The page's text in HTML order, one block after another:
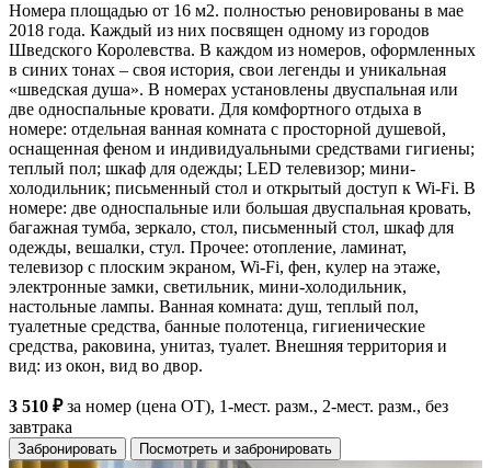
Номера площадью от 16 м2. полностью реновированы в мае
2018 года. Каждый из них посвящен одному из городов
Шведского Королевства. В каждом из номеров, оформленных
в синих тонах – своя история, свои легенды и уникальная
«шведская душа». В номерах установлены двуспальная или
две односпальные кровати. Для комфортного отдыха в
номере: отдельная ванная комната с просторной душевой,
оснащенная феном и индивидуальными средствами гигиены;
теплый пол; шкаф для одежды; LED телевизор; мини-
холодильник; письменный стол и открытый доступ к Wi-Fi. В
номере: две односпальные или большая двуспальная кровать,
багажная тумба, зеркало, стол, письменный стол, шкаф для
одежды, вешалки, стул. Прочее: отопление, ламинат,
телевизор с плоским экраном, Wi-Fi, фен, кулер на этаже,
электронные замки, светильник, мини-холодильник,
настольные лампы. Ванная комната: душ, теплый пол,
туалетные средства, банные полотенца, гигиенические
средства, раковина, унитаз, туалет. Внешняя территория и
вид: из окон, вид во двор.
3 510 ₽за номер (цена ОТ), 1-мест. разм., 2-мест. разм., без
завтрака
Забронировать Посмотреть и забронировать